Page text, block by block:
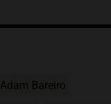
Adam Bareiro